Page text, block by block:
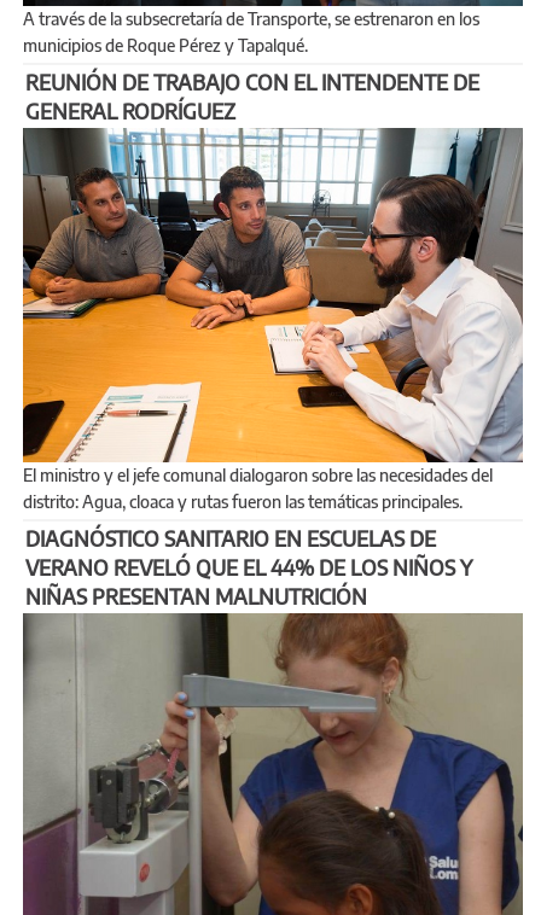
A través de la subsecretaría de Transporte, se estrenaron en los
municipios de Roque Pérez y Tapalqué.
REUNIÓN DE TRABAJO CON EL INTENDENTE DE
GENERAL RODRÍGUEZ
El ministro y el jefe comunal dialogaron sobre las necesidades del
distrito: Agua, cloaca y rutas fueron las temáticas principales.
DIAGNÓSTICO SANITARIO EN ESCUELAS DE
VERANO REVELÓ QUE EL 44% DE LOS NIÑOS Y
NIÑAS PRESENTAN MALNUTRICIÓN